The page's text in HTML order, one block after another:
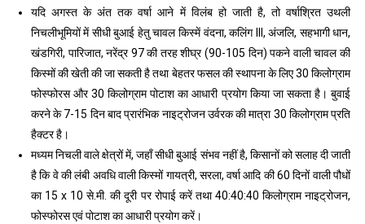
यदि अगस्त के अंत तक वर्षा आने में विलंब हो जाती है, तो वर्षाश्रित उथली
निचलीभूमियों में सीधी बुआई हेतु चावल किस्में वंदना, कलिंग III, अंजलि, सहभागी धान,
खंडगिरी, पारिजात, नरेंद्र 97 की तरह शीघ्र (90-105 दिन) पकने वाली चावल की
किस्मों की खेती की जा सकती है तथा बेहतर फसल की स्थापना के लिए 30 किलोग्राम
फोस्फोरस और 30 किलोग्राम पोटाश का आधारी प्रयोग किया जा सकता है। बुवाई
करने के 7-15 दिन बाद प्रारंभिक नाइट्रोजन उर्वरक की मात्रा 30 किलोग्राम प्रति
हैक्टर है।
मध्यम निचली वाले क्षेत्रों में, जहाँ सीधी बुआई संभव नहीं है, किसानों को सलाह दी जाती
है कि वे की लंबी अवधि वाली किस्मों गायत्री, सरला, वर्षा आदि की 60 दिनों वाली पौधों
का 15 x 10 से.मी. की दूरी पर रोपाई करें तथा 40:40:40 किलोग्राम नाइट्रोजन,
फोस्फोरस एवं पोटाश का आधारी प्रयोग करें।